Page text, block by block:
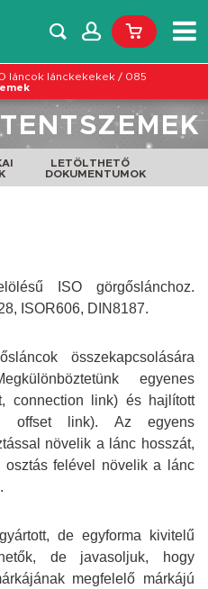
láncok lánckekekek / 085
LETÖLTHETŐ
DOKUMENTUMOK
ISO görgőslánchoz.
ISOR606, DIN8187.
összekapcsolására
egyenes
connection link) és hajlított
offset link). Az egyens
növelik a lánc hosszát,
felével növelik a lánc
de egyforma kivitelű
de javasoljuk, hogy
megfelelő márkájú